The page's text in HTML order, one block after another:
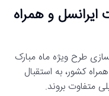
ایرانسل و همراه
طرح ویژه ماه مبارک
کشور، به استقبال
متفاوت بروند.